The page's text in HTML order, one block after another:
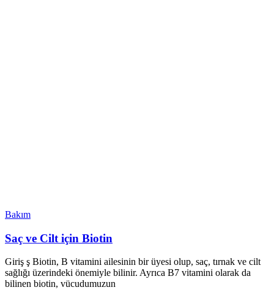
Bakım
Saç ve Cilt için Biotin
Giriş ş Biotin, B vitamini ailesinin bir üyesi olup, saç, tırnak ve cilt
sağlığı üzerindeki önemiyle bilinir. Ayrıca B7 vitamini olarak da
bilinen biotin, vücudumuzun